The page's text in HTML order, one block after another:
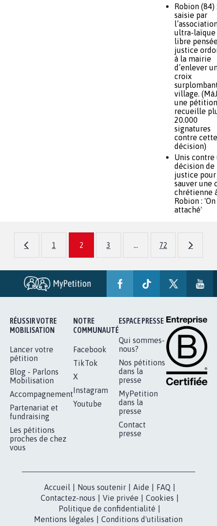
Robion (84)
saisie par
ultra-laïque
libre
justice
à la mairie
d’enlever
croix
village.
une pétition
recueille
20.000
signatures
contre cette
décision)
Unis contre
décision de
justice pour
sauver une
chrétienne
Robion :
attaché'
1 2 3 ... 72
RÉUSSIR VOTRE
MOBILISATION
Lancer votre
pétition
Blog - Parlons
Mobilisation
Accompagnement
Partenariat et
fundraising
Les pétitions
proches de chez
vous
NOTRE
COMMUNAUTÉ
Facebook
TikTok
X
Instagram
Youtube
ESPACE PRESSE
Qui sommes-
nous?
Nos pétitions
dans la
presse
MyPetition
dans la
presse
Contact
presse
Accueil Nous soutenir Aide FAQ
Contactez-nous
Vie privée Cookies
Politique de confidentialité
Mentions légales
Conditions d'utilisation